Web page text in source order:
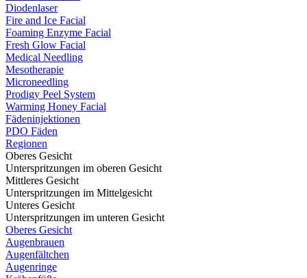
Diodenlaser
Fire and Ice Facial
Foaming Enzyme Facial
Fresh Glow Facial
Medical Needling
Mesotherapie
Microneedling
Prodigy Peel System
Warming Honey Facial
Fädeninjektionen
PDO Fäden
Regionen
Oberes Gesicht
Unterspritzungen im oberen Gesicht
Mittleres Gesicht
Unterspritzungen im Mittelgesicht
Unteres Gesicht
Unterspritzungen im unteren Gesicht
Oberes Gesicht
Augenbrauen
Augenfältchen
Augenringe